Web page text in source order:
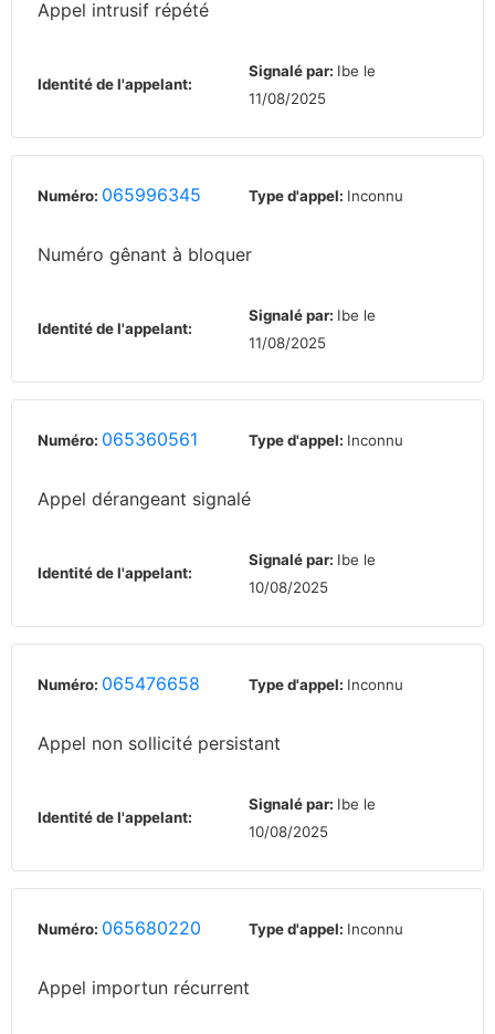
Appel intrusif répété
Identité de l'appelant:
Signalé par: Ibe le
11/08/2025
Numéro: 065996345 Type d'appel: Inconnu
Numéro gênant à bloquer
Identité de l'appelant:
Signalé par: Ibe le
11/08/2025
Numéro: 065360561 Type d'appel: Inconnu
Appel dérangeant signalé
Identité de l'appelant:
Signalé par: Ibe le
10/08/2025
Numéro: 065476658 Type d'appel: Inconnu
Appel non sollicité persistant
Identité de l'appelant:
Signalé par: Ibe le
10/08/2025
Numéro: 065680220 Type d'appel: Inconnu
Appel importun récurrent